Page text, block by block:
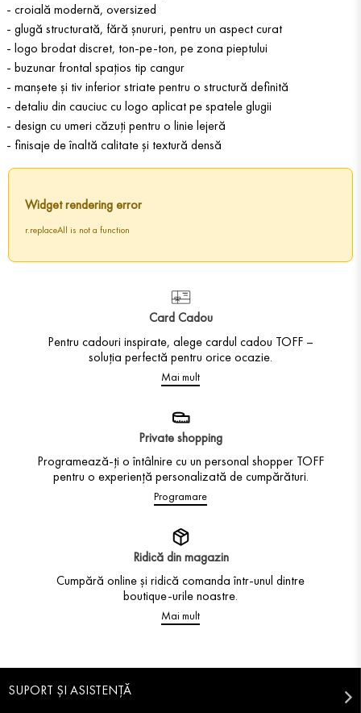
- croială modernă, oversized
- glugă structurată, fără șnururi, pentru un aspect curat
- logo brodat discret, ton-pe-ton, pe zona pieptului
- buzunar frontal spațios tip cangur
- manșete și tiv inferior striate pentru o structură definită
- detaliu din cauciuc cu logo aplicat pe spatele glugii
- design cu umeri căzuți pentru o linie lejeră
- finisaje de înaltă calitate și textură densă
Widget rendering error
r.replaceAll is not a function
Card Cadou
Pentru cadouri inspirate, alege cardul cadou TOFF –
soluția perfectă pentru orice ocazie.
Mai mult
Private shopping
Programează-ți o întâlnire cu un personal shopper TOFF
pentru o experiență personalizată de cumpărături.
Programare
Ridică din magazin
Cumpără online și ridică comanda într-unul dintre
boutique-urile noastre.
Mai mult
SUPORT ȘI ASISTENȚĂ